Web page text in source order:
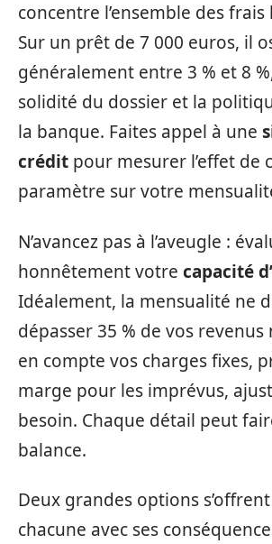
concentre l’ensemble des
Sur un prêt de 7 000 euros, il
généralement entre 3 % et 8
solidité du dossier et la
la banque. Faites appel à une
crédit pour mesurer l’effet de
paramètre sur votre
N’avancez pas à l’aveugle :
honnêtement votre capacité
Idéalement, la mensualité ne
dépasser 35 % de vos revenus
en compte vos charges fixes,
marge pour les imprévus,
besoin. Chaque détail peut
balance.
Deux grandes options
chacune avec ses